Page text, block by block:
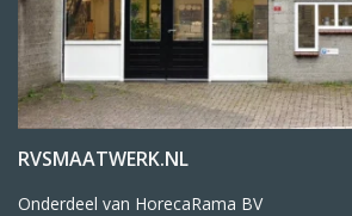
RVSMAATWERK.NL
Onderdeel van HorecaRama BV